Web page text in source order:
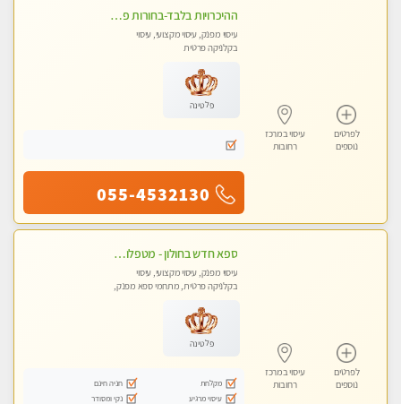
לפרטים
נוספים
עיסוי במרכז
רחובות
ההיכרויות בלבד-בחורות פרטיות ברמה גבוהה לקשר דיסקרטי עם תמיכה-לא עיסוי !!!
עיסוי מפנק, עיסוי מקצועי, עיסוי
בקלניקה פרטית
פלטינה
055-4532130
לפרטים
נוספים
עיסוי במרכז
רחובות
ספא חדש בחולון - מטפלות מקצועיות ברמה גבוהה מומלץ מאוד !!! . . highly recommended..new in the city -אין פרטים נוספים במקום -ללא מין !!
עיסוי מפנק, עיסוי מקצועי, עיסוי
בקלניקה פרטית, מתחמי ספא מפנק,
פלטינה
מקלחת
חניה חינם
עיסוי מרגיע
נקי ומסודר